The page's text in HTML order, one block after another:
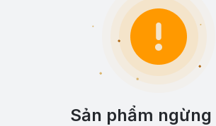
Sản phẩm ngừng